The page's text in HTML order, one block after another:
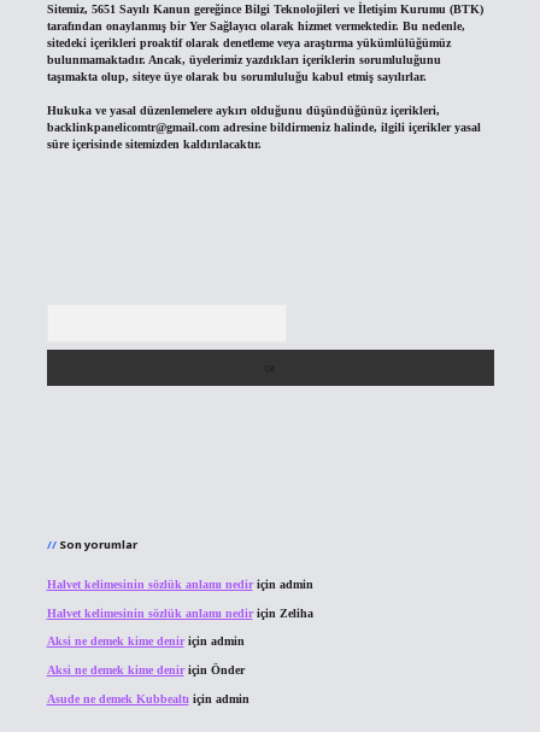
Sitemiz, 5651 Sayılı Kanun gereğince Bilgi Teknolojileri ve İletişim Kurumu (BTK)
tarafından onaylanmış bir Yer Sağlayıcı olarak hizmet vermektedir. Bu nedenle,
sitedeki içerikleri proaktif olarak denetleme veya araştırma yükümlülüğümüz
bulunmamaktadır. Ancak, üyelerimiz yazdıkları içeriklerin sorumluluğunu
taşımakta olup, siteye üye olarak bu sorumluluğu kabul etmiş sayılırlar.
Hukuka ve yasal düzenlemelere aykırı olduğunu düşündüğünüz içerikleri,
backlinkpanelicomtr@gmail.comadresine bildirmeniz halinde, ilgili içerikler yasal
süre içerisinde sitemizden kaldırılacaktır.
Son yorumlar
Halvet kelimesinin sözlük anlamı nediriçin admin
Halvet kelimesinin sözlük anlamı nediriçin Zeliha
Aksi ne demek kime deniriçin admin
Aksi ne demek kime deniriçin Önder
Asude ne demek Kubbealtı için admin